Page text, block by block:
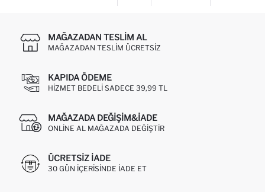
MAĞAZADAN TESLIM AL
MAĞAZADAN TESLIM ÜCRETSIZ
KAPIDA ÖDEME
HIZMET BEDELI SADECE 39,99 TL
MAĞAZADA DEĞIŞIM&İADE
ONLINE AL MAĞAZADA DEĞIŞTIR
ÜCRETSIZ IADE
30 GÜN IÇERISINDE IADE ET